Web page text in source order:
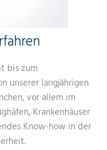
bis zum
unserer langjährigen
vor allem im
Krankenhäuser
Know-how in der